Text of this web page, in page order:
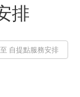
排
自提點服務安排